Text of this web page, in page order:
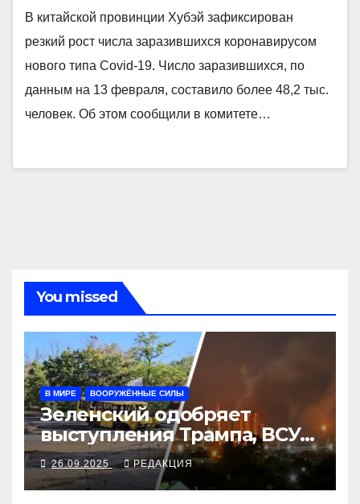
В китайской провинции Хубэй зафиксирован
резкий рост числа заразившихся коронавирусом
нового типа Covid-19. Число заразившихся, по
данным на 13 февраля, составило более 48,2 тыс.
человек. Об этом сообщили в комитете…
You missed
В МИРЕ ВООРУЖЁННЫЕ СИЛЫ
Зеленский одобряет
выступления Трампа, ВСУ
закрыли Добропольский
рубеж
26.09.2025 РЕДАКЦИЯ